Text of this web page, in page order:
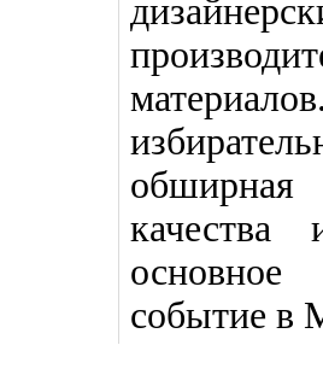
обширная
качества
основное
событие в